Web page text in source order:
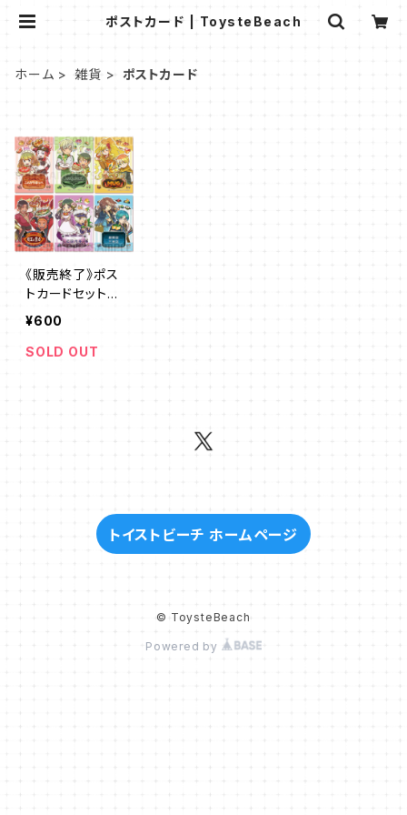
ポストカード | ToysteBeach
ホーム 雑貨 ポストカード
《販売終了》ポス
トカードセット
【お店バージョン
¥600
SOLD OUT
トイストビーチ ホームページ
© ToysteBeach
Powered by